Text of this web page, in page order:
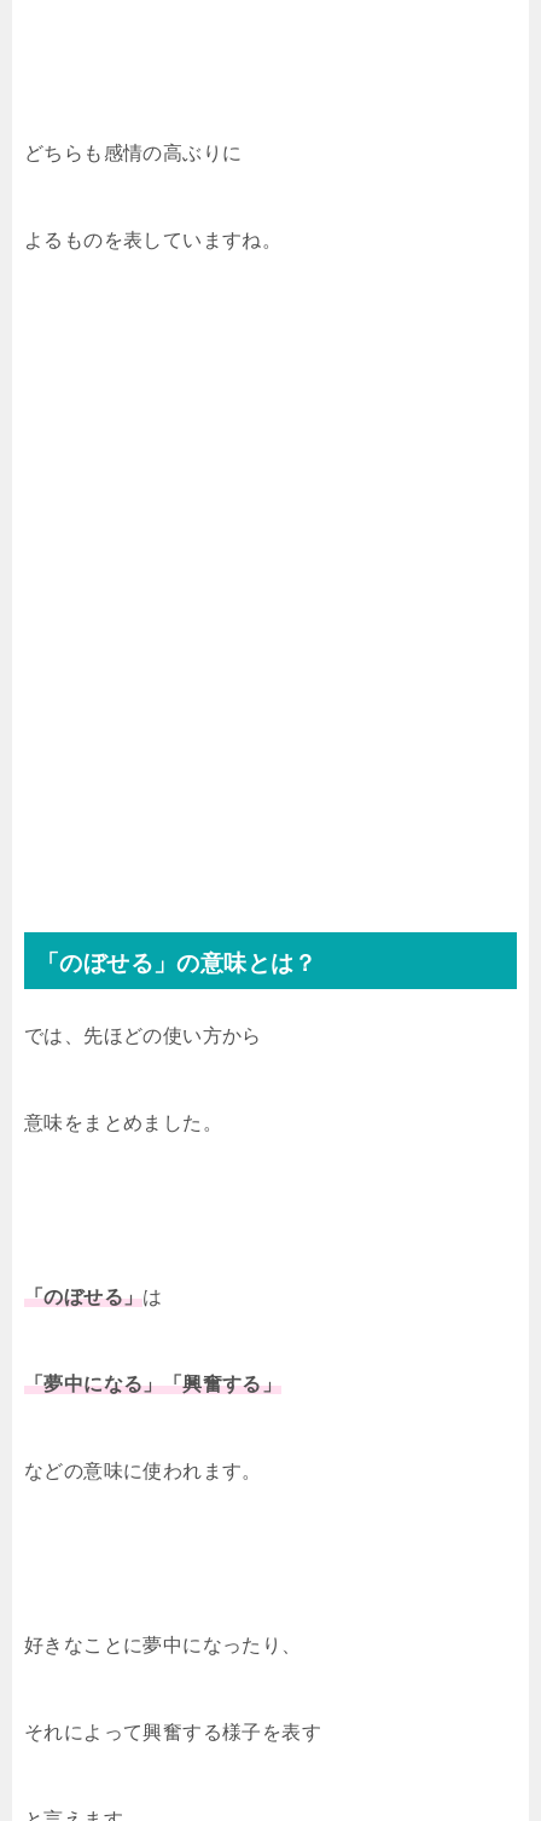
どちらも感情の高ぶりに
よるものを表していますね。
「のぼせる」の意味とは？
では、先ほどの使い方から
意味をまとめました。
「のぼせる」は
「夢中になる」「興奮する」
などの意味に使われます。
好きなことに夢中になったり、
それによって興奮する様子を表す